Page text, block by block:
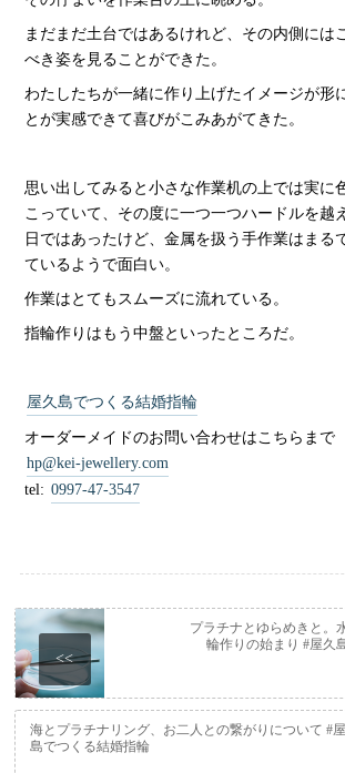
まだまだ土台ではあるけれど、その内側には
べき姿を見ることができた。
わたしたちが一緒に作り上げたイメージが形
とが実感できて喜びがこみあがてきた。
思い出してみると小さな作業机の上では実に
こっていて、その度に一つ一つハードルを越
日ではあったけど、金属を扱う手作業はまる
ているようで面白い。
作業はとてもスムーズに流れている。
指輪作りはもう中盤といったところだ。
屋久島でつくる結婚指輪
オーダーメイドのお問い合わせはこちらまで
hp@kei-jewellery.com
tel: 0997-47-3547
<<
プラチナとゆらめきと。
輪作りの始まり #屋久
海とプラチナリング、お二人との繋がりについて #
島でつくる結婚指輪